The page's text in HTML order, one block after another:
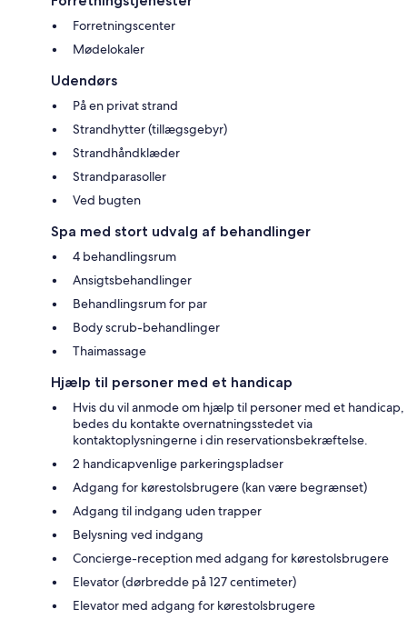
Forretningscenter
Mødelokaler
Udendørs
På en privat strand
Strandhytter (tillægsgebyr)
Strandhåndklæder
Strandparasoller
Ved bugten
Spa med stort udvalg af behandlinger
4 behandlingsrum
Ansigtsbehandlinger
Behandlingsrum for par
Body scrub-behandlinger
Thaimassage
Hjælp til personer med et handicap
Hvis du vil anmode om hjælp til personer med et handicap,
bedes du kontakte overnatningsstedet via
kontaktoplysningerne i din reservationsbekræftelse.
2 handicapvenlige parkeringspladser
Adgang for kørestolsbrugere (kan være begrænset)
Adgang til indgang uden trapper
Belysning ved indgang
Concierge-reception med adgang for kørestolsbrugere
Elevator (dørbredde på 127 centimeter)
Elevator med adgang for kørestolsbrugere